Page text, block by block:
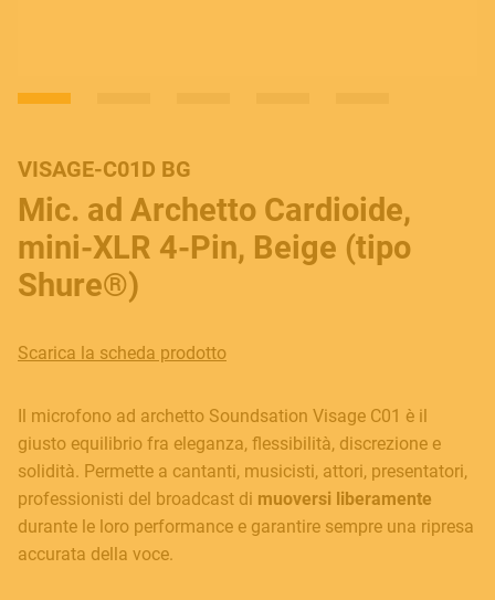
VISAGE-C01D BG
Mic. ad Archetto Cardioide,
mini-XLR 4-Pin, Beige (tipo
Shure®)
Scarica la scheda prodotto
Il microfono ad archetto Soundsation Visage C01 è il
giusto equilibrio fra eleganza, flessibilità, discrezione e
solidità. Permette a cantanti, musicisti, attori, presentatori,
professionisti del broadcast di muoversi liberamente
durante le loro performance e garantire sempre una ripresa
accurata della voce.